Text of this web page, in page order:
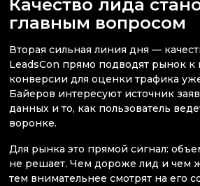
главным вопросом
Вторая сильная линия дня —
LeadsCon прямо подводят рынок к
конверсии для оценки трафика
Байеров интересуют источник
данных и то, как пользователь
воронке.
Для рынка это прямой сигнал:
не решает. Чем дороже лид и чем
тем внимательнее смотрят на его